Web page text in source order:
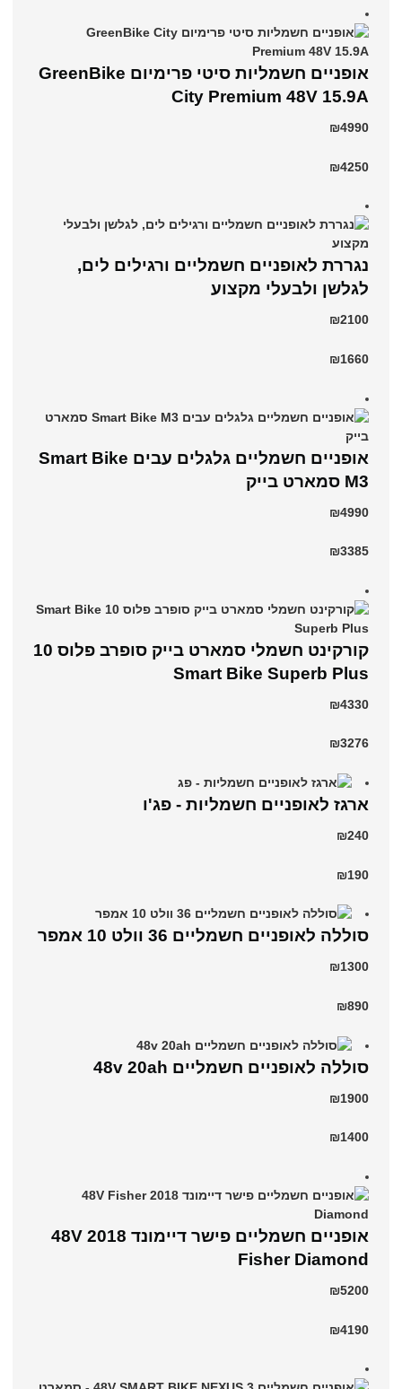
אופניים חשמליות סיטי פרימיום GreenBike
City Premium 48V 15.9A
₪4990
₪4250
נגררת לאופניים חשמליים ורגילים לים,
לגלשן ולבעלי מקצוע
₪2100
₪1660
אופניים חשמליים גלגלים עבים Smart Bike
M3 סמארט בייק
₪4990
₪3385
קורקינט חשמלי סמארט בייק סופרב פלוס 10
Smart Bike Superb Plus
₪4330
₪3276
ארגז לאופניים חשמליות - פג'ו
₪240
₪190
סוללה לאופניים חשמליים 36 וולט 10 אמפר
₪1300
₪890
סוללה לאופניים חשמליים 48v 20ah
₪1900
₪1400
אופניים חשמליים פישר דיימונד 2018 48V
Fisher Diamond
₪5200
₪4190